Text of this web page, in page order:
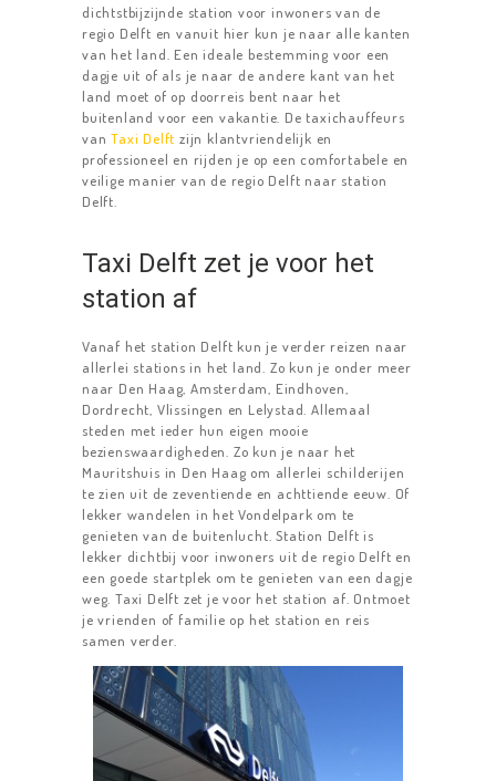
dichtstbijzijnde station voor inwoners van de
regio Delft en vanuit hier kun je naar alle kanten
van het land. Een ideale bestemming voor een
dagje uit of als je naar de andere kant van het
land moet of op doorreis bent naar het
buitenland voor een vakantie. De taxichauffeurs
vanTaxi Delft zijn klantvriendelijk en
professioneel en rijden je op een comfortabele en
veilige manier van de regio Delft naar station
Delft.
Taxi Delft zet je voor het
station af
Vanaf het station Delft kun je verder reizen naar
allerlei stations in het land. Zo kun je onder meer
naar Den Haag, Amsterdam, Eindhoven,
Dordrecht, Vlissingen en Lelystad. Allemaal
steden met ieder hun eigen mooie
bezienswaardigheden. Zo kun je naar het
Mauritshuis in Den Haag om allerlei schilderijen
te zien uit de zeventiende en achttiende eeuw. Of
lekker wandelen in het Vondelpark om te
genieten van de buitenlucht. Station Delft is
lekker dichtbij voor inwoners uit de regio Delft en
een goede startplek om te genieten van een dagje
weg. Taxi Delft zet je voor het station af. Ontmoet
je vrienden of familie op het station en reis
samen verder.